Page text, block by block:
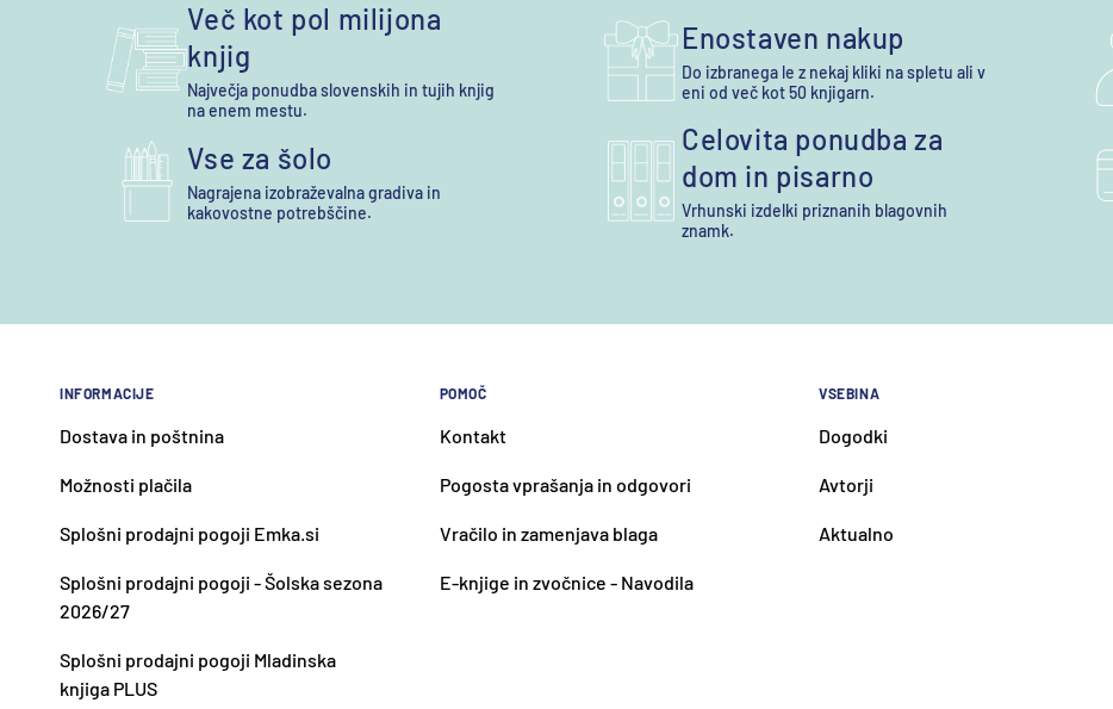
Več kot pol milijona
knjig
Največja ponudba slovenskih in tujih knjig
na enem mestu.
Enostaven nakup
Do izbranega le z nekaj kliki na spletu ali v
eni od več kot 50 knjigarn.
Vse za šolo
Nagrajena izobraževalna gradiva in
kakovostne potrebščine.
Celovita ponudba za
dom in pisarno
Vrhunski izdelki priznanih blagovnih
znamk.
INFORMACIJE
Dostava in poštnina
Možnosti plačila
Splošni prodajni pogoji Emka.si
Splošni prodajni pogoji - Šolska sezona
2026/27
Splošni prodajni pogoji Mladinska
knjiga PLUS
POMOČ
Kontakt
Pogosta vprašanja in odgovori
Vračilo in zamenjava blaga
E-knjige in zvočnice - Navodila
VSEBINA
Dogodki
Avtorji
Aktualno